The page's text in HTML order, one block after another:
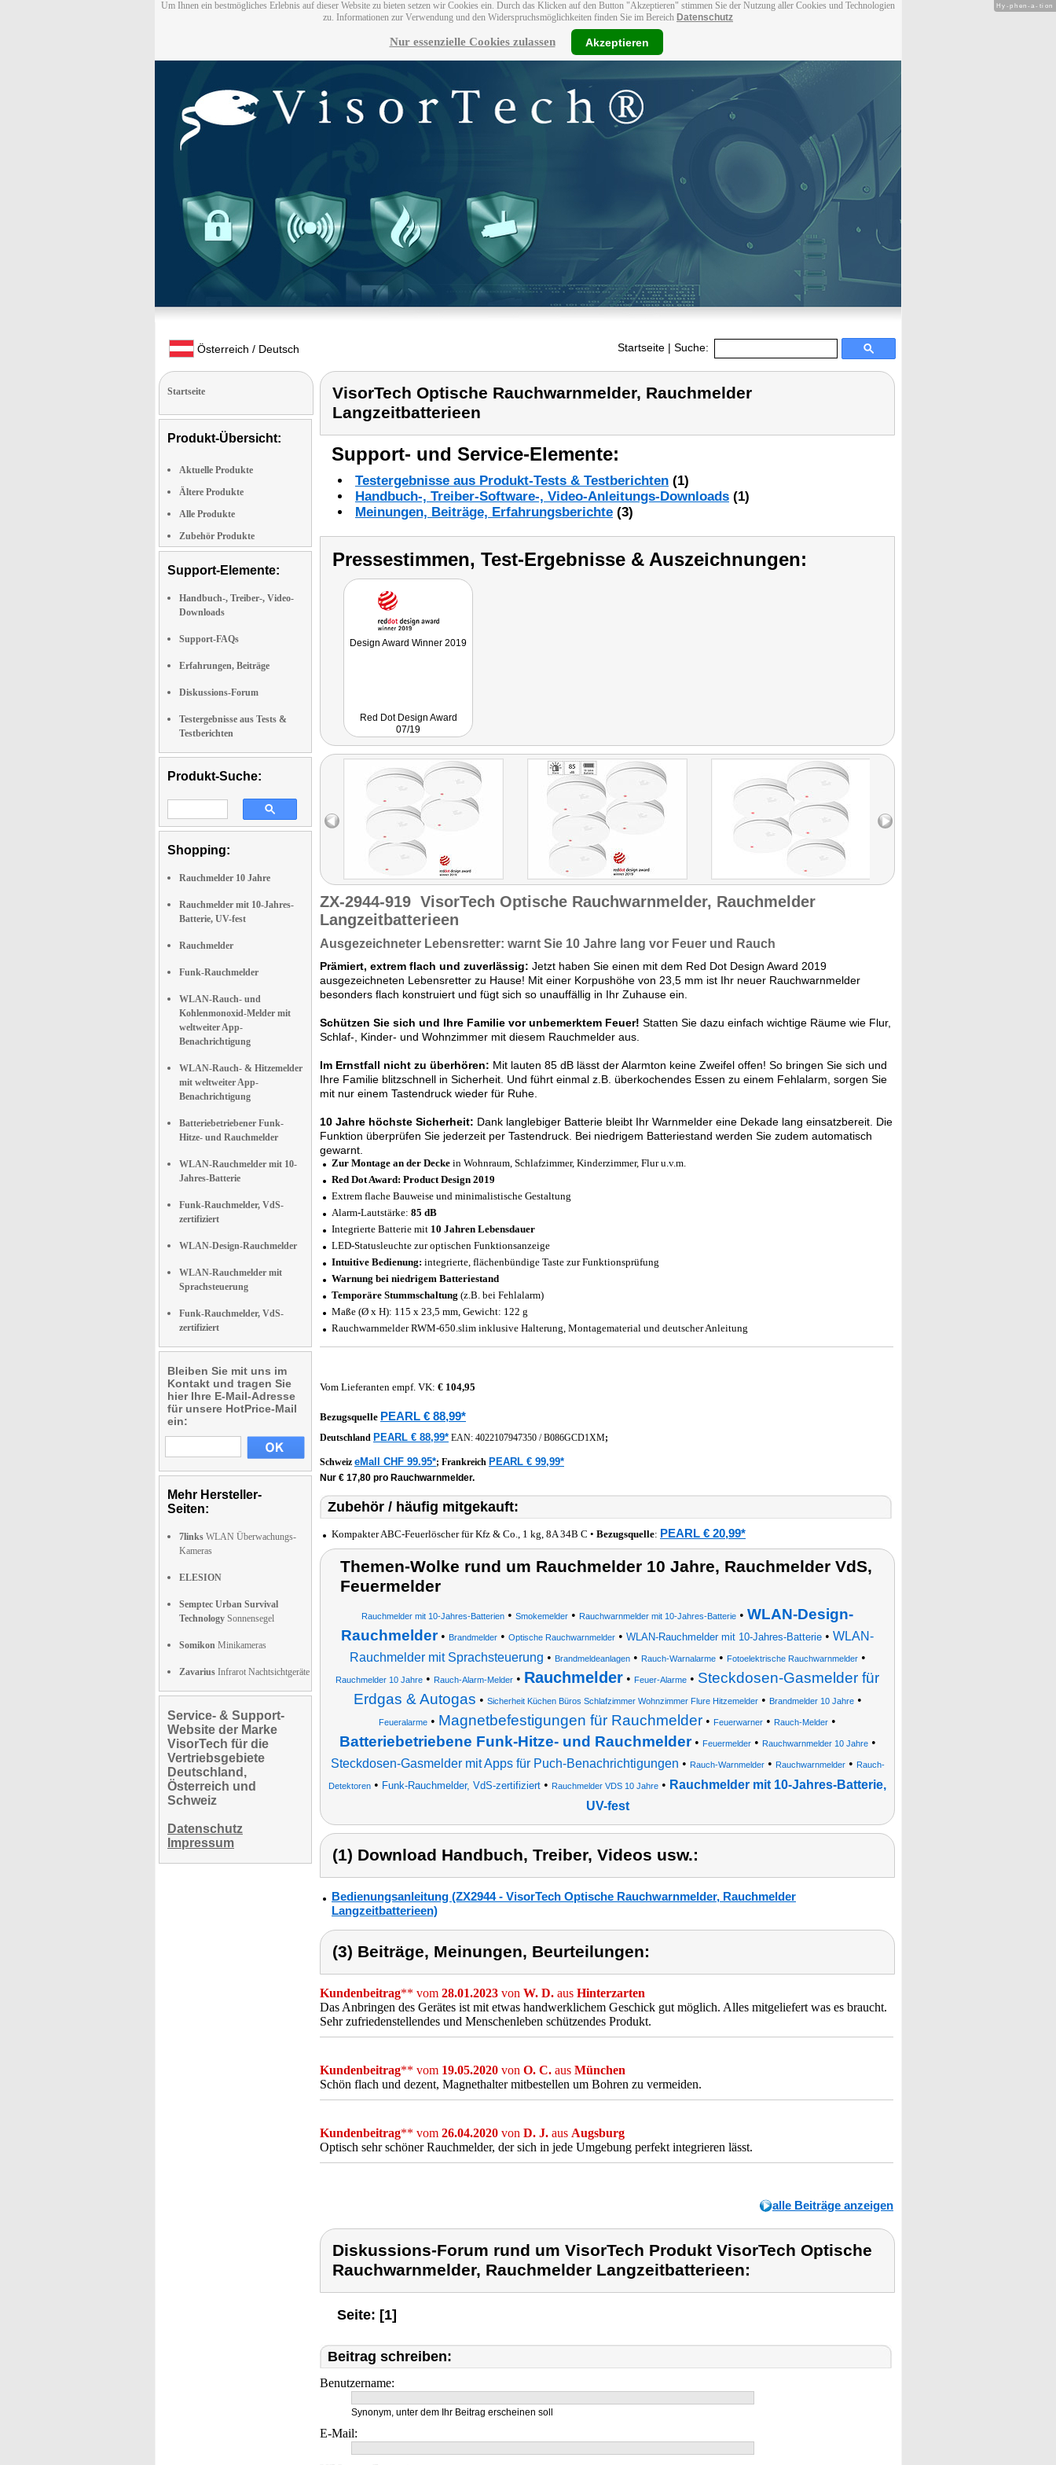
Um Ihnen ein bestmögliches Erlebnis auf dieser Website zu bieten setzen wir Cookies ein. Durch das Klicken auf den Button "Akzeptieren" stimmen Sie der Nutzung aller Cookies und Technologien
zu. Informationen zur Verwendung und den Widerspruchsmöglichkeiten finden Sie im Bereich Datenschutz
Nur essenzielle Cookies zulassen Akzeptieren
Österreich / Deutsch Startseite | Suche:
Startseite
Produkt-Übersicht:
Aktuelle Produkte
Ältere Produkte
Alle Produkte
Zubehör Produkte
Support-Elemente:
Handbuch-, Treiber-, Video-
Downloads
Support-FAQs
Erfahrungen, Beiträge
Diskussions-Forum
Testergebnisse aus Tests &
Testberichten
Produkt-Suche:
Shopping:
Rauchmelder 10 Jahre
Rauchmelder mit 10-Jahres-
Batterie, UV-fest
Rauchmelder
Funk-Rauchmelder
WLAN-Rauch- und
Kohlenmonoxid-Melder mit
weltweiter App-
Benachrichtigung
WLAN-Rauch- & Hitzemelder
mit weltweiter App-
Benachrichtigung
Batteriebetriebener Funk-
Hitze- und Rauchmelder
WLAN-Rauchmelder mit 10-
Jahres-Batterie
Funk-Rauchmelder, VdS-
zertifiziert
WLAN-Design-Rauchmelder
WLAN-Rauchmelder mit
Sprachsteuerung
Funk-Rauchmelder, VdS-
zertifiziert
Bleiben Sie mit uns im
Kontakt und tragen Sie
hier Ihre E-Mail-Adresse
für unsere HotPrice-Mail
ein:
Mehr Hersteller-
Seiten:
7links WLAN Überwachungs-
Kameras
ELESION
Semptec Urban Survival
Technology Sonnensegel
Somikon Minikameras
Zavarius Infrarot Nachtsichtgeräte
Service- & Support-
Website der Marke
VisorTech für die
Vertriebsgebiete
Deutschland,
Österreich und
Schweiz
Datenschutz
Impressum
VisorTech Optische Rauchwarnmelder, Rauchmelder
Langzeitbatterieen
Support- und Service-Elemente:
Testergebnisse aus Produkt-Tests & Testberichten (1)
Handbuch-, Treiber-Software-, Video-Anleitungs-Downloads (1)
Meinungen, Beiträge, Erfahrungsberichte (3)
Pressestimmen, Test-Ergebnisse & Auszeichnungen:
Design Award Winner 2019
Red Dot Design Award
07/19
ZX-2944-919 VisorTech Optische Rauchwarnmelder, Rauchmelder
Langzeitbatterieen
Ausgezeichneter Lebensretter: warnt Sie 10 Jahre lang vor Feuer und Rauch
Prämiert, extrem flach und zuverlässig: Jetzt haben Sie einen mit dem Red Dot Design Award 2019
ausgezeichneten Lebensretter zu Hause! Mit einer Korpushöhe von 23,5 mm ist Ihr neuer Rauchwarnmelder
besonders flach konstruiert und fügt sich so unauffällig in Ihr Zuhause ein.
Schützen Sie sich und Ihre Familie vor unbemerktem Feuer! Statten Sie dazu einfach wichtige Räume wie Flur,
Schlaf-, Kinder- und Wohnzimmer mit diesem Rauchmelder aus.
Im Ernstfall nicht zu überhören: Mit lauten 85 dB lässt der Alarmton keine Zweifel offen! So bringen Sie sich und
Ihre Familie blitzschnell in Sicherheit. Und führt einmal z.B. überkochendes Essen zu einem Fehlalarm, sorgen Sie
mit nur einem Tastendruck wieder für Ruhe.
10 Jahre höchste Sicherheit: Dank langlebiger Batterie bleibt Ihr Warnmelder eine Dekade lang einsatzbereit. Die
Funktion überprüfen Sie jederzeit per Tastendruck. Bei niedrigem Batteriestand werden Sie zudem automatisch
gewarnt.
Zur Montage an der Decke in Wohnraum, Schlafzimmer, Kinderzimmer, Flur u.v.m.
Red Dot Award: Product Design 2019
Extrem flache Bauweise und minimalistische Gestaltung
Alarm-Lautstärke: 85 dB
Integrierte Batterie mit 10 Jahren Lebensdauer
LED-Statusleuchte zur optischen Funktionsanzeige
Intuitive Bedienung: integrierte, flächenbündige Taste zur Funktionsprüfung
Warnung bei niedrigem Batteriestand
Temporäre Stummschaltung (z.B. bei Fehlalarm)
Maße (Ø x H): 115 x 23,5 mm, Gewicht: 122 g
Rauchwarnmelder RWM-650.slim inklusive Halterung, Montagematerial und deutscher Anleitung
Vom Lieferanten empf. VK: € 104,95
Bezugsquelle PEARL € 88,99*
Deutschland PEARL € 88,99* EAN: 4022107947350 /B086GCD1XM;
Schweiz eMall CHF 99.95*; Frankreich PEARL € 99,99*
Nur € 17,80 pro Rauchwarnmelder.
Zubehör / häufig mitgekauft:
Kompakter ABC-Feuerlöscher für Kfz & Co., 1 kg, 8A 34B C • Bezugsquelle: PEARL € 20,99*
Themen-Wolke rund um Rauchmelder 10 Jahre, Rauchmelder VdS,
Feuermelder
Rauchmelder mit 10-Jahres-Batterien • Smokemelder • Rauchwarnmelder mit 10-Jahres-Batterie • WLAN-Design-
Rauchmelder• Brandmelder • Optische Rauchwarnmelder • WLAN-Rauchmelder mit 10-Jahres-Batterie • WLAN-
Rauchmelder mit Sprachsteuerung • Brandmeldeanlagen• Rauch-Warnalarme• Fotoelektrische Rauchwarnmelder•
Rauchmelder 10 Jahre • Rauch-Alarm-Melder • Rauchmelder • Feuer-Alarme • Steckdosen-Gasmelder für
Erdgas & Autogas • Sicherheit Küchen Büros Schlafzimmer Wohnzimmer Flure Hitzemelder• Brandmelder 10 Jahre•
Feueralarme • Magnetbefestigungen für Rauchmelder • Feuerwarner • Rauch-Melder •
Batteriebetriebene Funk-Hitze- und Rauchmelder• Feuermelder• Rauchwarnmelder 10 Jahre•
Steckdosen-Gasmelder mit Apps für Puch-Benachrichtigungen • Rauch-Warnmelder• Rauchwarnmelder• Rauch-
Detektoren • Funk-Rauchmelder, VdS-zertifiziert • Rauchmelder VDS 10 Jahre • Rauchmelder mit 10-Jahres-Batterie,
UV-fest
(1) Download Handbuch, Treiber, Videos usw.:
Bedienungsanleitung (ZX2944 - VisorTech Optische Rauchwarnmelder, Rauchmelder
Langzeitbatterieen)
(3) Beiträge, Meinungen, Beurteilungen:
Kundenbeitrag** vom 28.01.2023 von W. D. aus Hinterzarten
Das Anbringen des Gerätes ist mit etwas handwerklichem Geschick gut möglich. Alles mitgeliefert was es braucht.
Sehr zufriedenstellendes und Menschenleben schützendes Produkt.
Kundenbeitrag** vom 19.05.2020 von O. C. aus München
Schön flach und dezent, Magnethalter mitbestellen um Bohren zu vermeiden.
Kundenbeitrag** vom 26.04.2020 von D. J. aus Augsburg
Optisch sehr schöner Rauchmelder, der sich in jede Umgebung perfekt integrieren lässt.
alle Beiträge anzeigen
Diskussions-Forum rund um VisorTech Produkt VisorTech Optische
Rauchwarnmelder, Rauchmelder Langzeitbatterieen:
Seite: [1]
Beitrag schreiben:
Benutzername:
Synonym, unter dem Ihr Beitrag erscheinen soll
E-Mail:
Hy-phen-a-tion